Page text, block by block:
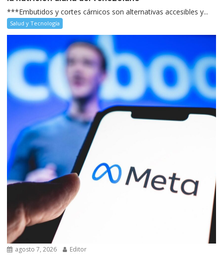
***Embutidos y cortes cárnicos son alternativas accesibles y...
Salud y Tecnología
agosto 7, 2026 Editor